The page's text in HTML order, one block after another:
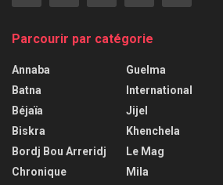
Parcourir par catégorie
Annaba
Batna
Béjaïa
Biskra
Bordj Bou Arreridj
Chronique
Guelma
International
Jijel
Khenchela
Le Mag
Mila